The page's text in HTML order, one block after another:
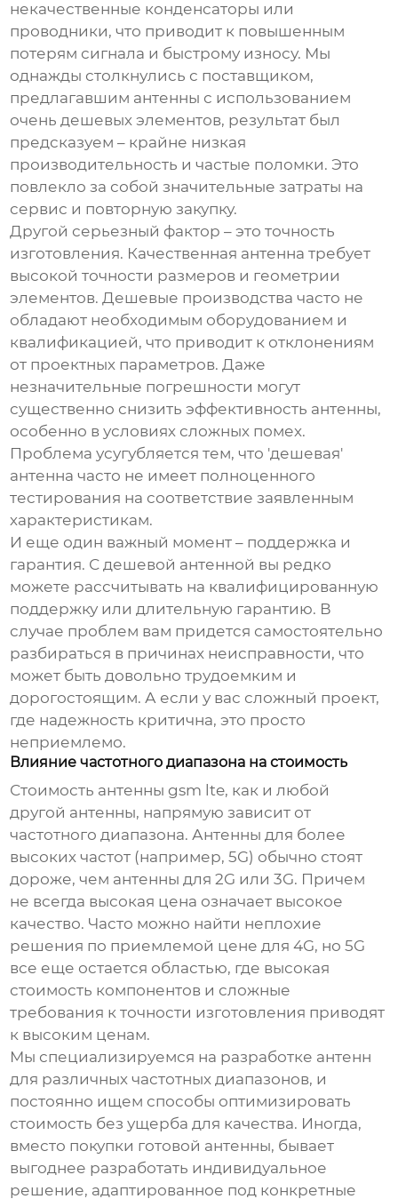
некачественные конденсаторы или
проводники, что приводит к повышенным
потерям сигнала и быстрому износу. Мы
однажды столкнулись с поставщиком,
предлагавшим антенны с использованием
очень дешевых элементов, результат был
предсказуем – крайне низкая
производительность и частые поломки. Это
повлекло за собой значительные затраты на
сервис и повторную закупку.
Другой серьезный фактор – это точность
изготовления. Качественная антенна требует
высокой точности размеров и геометрии
элементов. Дешевые производства часто не
обладают необходимым оборудованием и
квалификацией, что приводит к отклонениям
от проектных параметров. Даже
незначительные погрешности могут
существенно снизить эффективность антенны,
особенно в условиях сложных помех.
Проблема усугубляется тем, что 'дешевая'
антенна часто не имеет полноценного
тестирования на соответствие заявленным
характеристикам.
И еще один важный момент – поддержка и
гарантия. С дешевой антенной вы редко
можете рассчитывать на квалифицированную
поддержку или длительную гарантию. В
случае проблем вам придется самостоятельно
разбираться в причинах неисправности, что
может быть довольно трудоемким и
дорогостоящим. А если у вас сложный проект,
где надежность критична, это просто
неприемлемо.
Влияние частотного диапазона на стоимость
Стоимость антенны gsm lte, как и любой
другой антенны, напрямую зависит от
частотного диапазона. Антенны для более
высоких частот (например, 5G) обычно стоят
дороже, чем антенны для 2G или 3G. Причем
не всегда высокая цена означает высокое
качество. Часто можно найти неплохие
решения по приемлемой цене для 4G, но 5G
все еще остается областью, где высокая
стоимость компонентов и сложные
требования к точности изготовления приводят
к высоким ценам.
Мы специализируемся на разработке антенн
для различных частотных диапазонов, и
постоянно ищем способы оптимизировать
стоимость без ущерба для качества. Иногда,
вместо покупки готовой антенны, бывает
выгоднее разработать индивидуальное
решение, адаптированное под конкретные